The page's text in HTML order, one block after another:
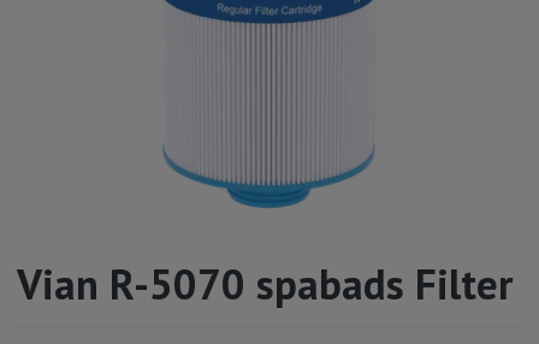
Vian R-5070 spabads Filter